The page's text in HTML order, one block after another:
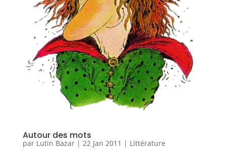
Autour des mots
par Lutin Bazar| 22 Jan 2011 | Littérature